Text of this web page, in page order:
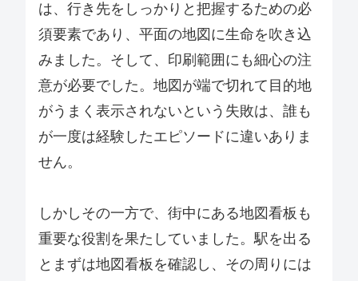
は、行き先をしっかりと把握するための必
須要素であり、平面の地図に生命を吹き込
みました。そして、印刷範囲にも細心の注
意が必要でした。地図が端で切れて目的地
がうまく表示されないという失敗は、誰も
が一度は経験したエピソードに違いありま
せん。
しかしその一方で、街中にある地図看板も
重要な役割を果たしていました。駅を出る
とまずは地図看板を確認し、その周りには